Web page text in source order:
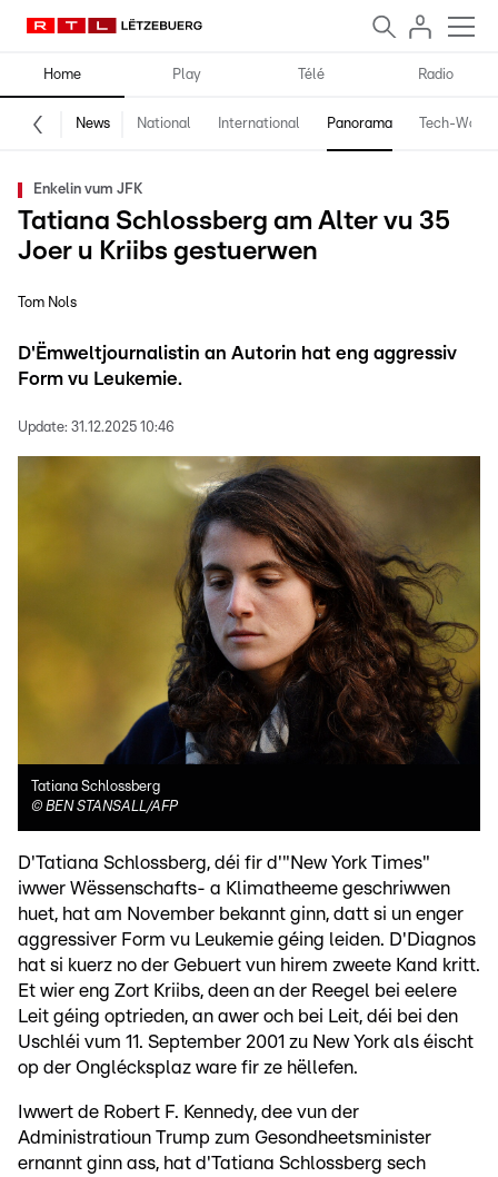
Home Play Télé Radio
News National International Panorama Tech-World
Enkelin vum JFK
Tatiana Schlossberg am Alter vu 35
Joer u Kriibs gestuerwen
Tom Nols
D'Ëmweltjournalistin an Autorin hat eng aggressiv
Form vu Leukemie.
Update: 31.12.2025 10:46
Tatiana Schlossberg
© BEN STANSALL/AFP
D'Tatiana Schlossberg, déi fir d'"New York Times"
iwwer Wëssenschafts- a Klimatheeme geschriwwen
huet, hat am November bekannt ginn, datt si un enger
aggressiver Form vu Leukemie géing leiden. D'Diagnos
hat si kuerz no der Gebuert vun hirem zweete Kand kritt.
Et wier eng Zort Kriibs, deen an der Reegel bei eelere
Leit géing optrieden, an awer och bei Leit, déi bei den
Uschléi vum 11. September 2001 zu New York als éischt
op der Onglécksplaz ware fir ze hëllefen.
Iwwert de Robert F. Kennedy, dee vun der
Administratioun Trump zum Gesondheetsminister
ernannt ginn ass, hat d'Tatiana Schlossberg sech